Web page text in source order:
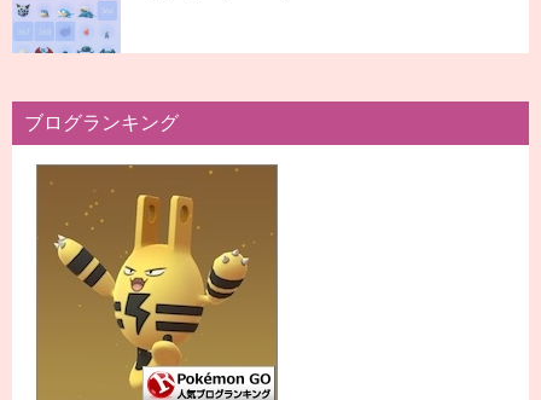
ブログランキング